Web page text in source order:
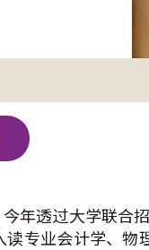
年透过大学联合
读专业会计学、